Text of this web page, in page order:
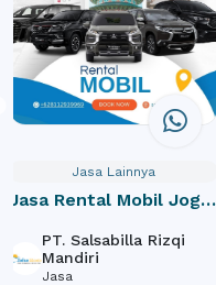
Jasa Lainnya
Jasa Rental Mobil Jogja
PT. Salsabilla Rizqi
Mandiri
Jasa